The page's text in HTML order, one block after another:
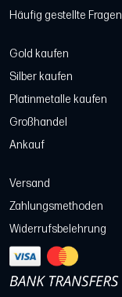
Häufig gestellte Fragen
Gold kaufen
Silber kaufen
Platinmetalle kaufen
Großhandel
Ankauf
Versand
Zahlungsmethoden
Widerrufsbelehrung